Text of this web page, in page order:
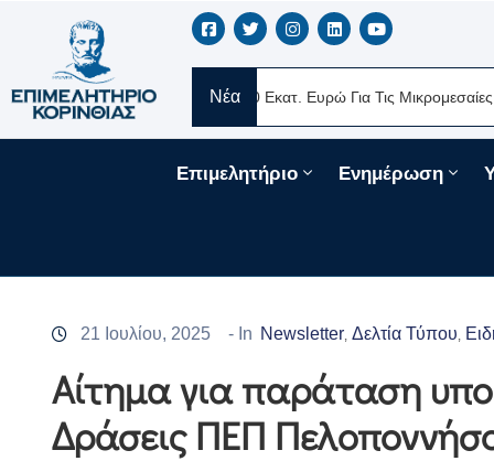
Νέα
Ελλάς Νέα Δάνεια 330 Εκατ. Ευρώ Για Τις Μικρομεσαίες
Επιμελητήριο Ενημέρωση
21 Ιουλίου, 2025 - In Newsletter Δελτία Τύπου
Αίτημα για παράταση
Δράσεις ΠΕΠ